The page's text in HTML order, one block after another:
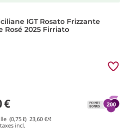
IGT Rosato Frizzante
Rosé 2025 Firriato
€
(0,75 ℓ) 23,60 €/ℓ
incl.